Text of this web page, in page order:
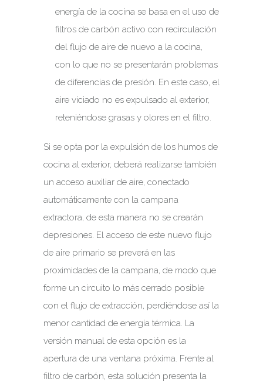
energía de la cocina se basa en el uso de
filtros de carbón activo con recirculación
del flujo de aire de nuevo a la cocina,
con lo que no se presentarán problemas
de diferencias de presión. En este caso, el
aire viciado no es expulsado al exterior,
reteniéndose grasas y olores en el filtro.
Si se opta por la expulsión de los humos de
cocina al exterior, deberá realizarse también
un acceso auxiliar de aire, conectado
automáticamente con la campana
extractora, de esta manera no se crearán
depresiones. El acceso de este nuevo flujo
de aire primario se preverá en las
proximidades de la campana, de modo que
forme un circuito lo más cerrado posible
con el flujo de extracción, perdiéndose así la
menor cantidad de energía térmica. La
versión manual de esta opción es la
apertura de una ventana próxima. Frente al
filtro de carbón, esta solución presenta la